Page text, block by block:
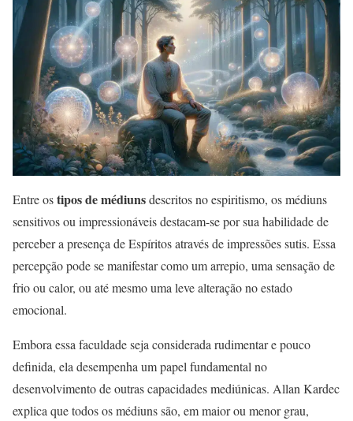
Entre ostipos de médiunsdescritos no espiritismo, os médiuns
sensitivos ou impressionáveis destacam-se por sua habilidade de
perceber a presença de Espíritos através de impressões sutis. Essa
percepção pode se manifestar como um arrepio, uma sensação de
frio ou calor, ou até mesmo uma leve alteração no estado
emocional.
Embora essa faculdade seja considerada rudimentar e pouco
definida, ela desempenha um papel fundamental no
desenvolvimento de outras capacidades mediúnicas. Allan Kardec
explica que todos os médiuns são, em maior ou menor grau,